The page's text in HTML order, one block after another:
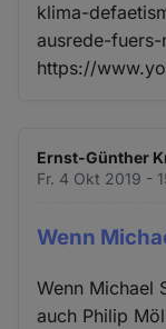
klima-
ausrede-
https://
Ernst-Günther
Fr. 4 Okt 2019 -
Wenn
Wenn Michael
auch Philip